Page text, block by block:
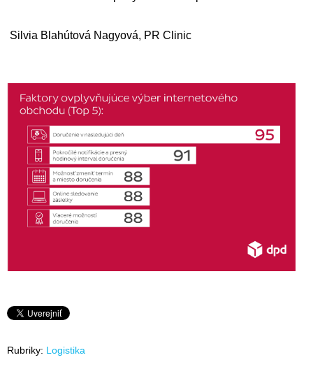
Silvia Blahútová Nagyová, PR Clinic
Rubriky: Logistika